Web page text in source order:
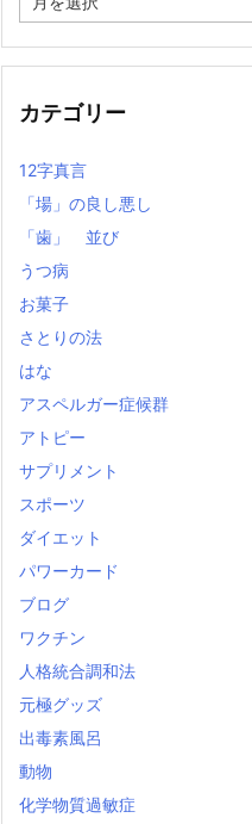
去
記
カテゴリー
12字真言
「場」の良し悪し
「歯」 並び
うつ病
お菓子
さとりの法
はな
アスペルガー症候群
アトピー
サプリメント
スポーツ
ダイエット
パワーカード
ブログ
ワクチン
人格統合調和法
元極グッズ
出毒素風呂
動物
化学物質過敏症